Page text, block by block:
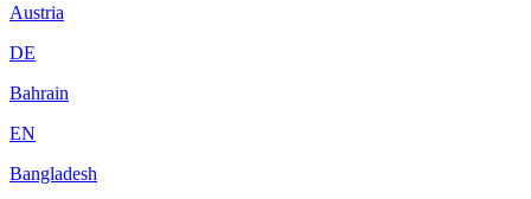
Austria
DE
Bahrain
EN
Bangladesh